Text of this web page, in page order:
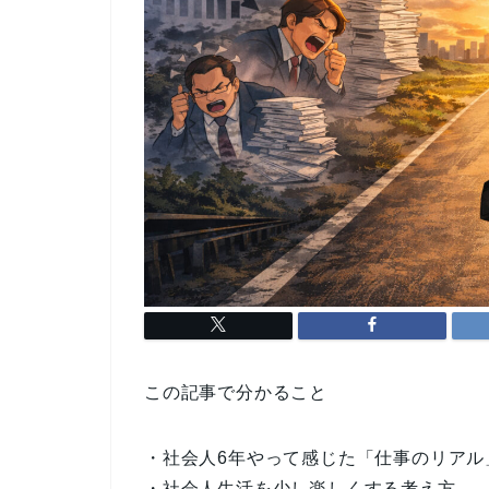
この記事で分かること
・社会人6年やって感じた「仕事のリアル